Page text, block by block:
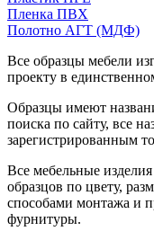
Пленка ПВХ
Полотно АГТ (МДФ)
Все образцы мебели
проекту в
Образцы имеют
поиска по сайту, все
зарегистрированным
Все мебельные
образцов по цвету,
способами монтажа и
фурнитуры.